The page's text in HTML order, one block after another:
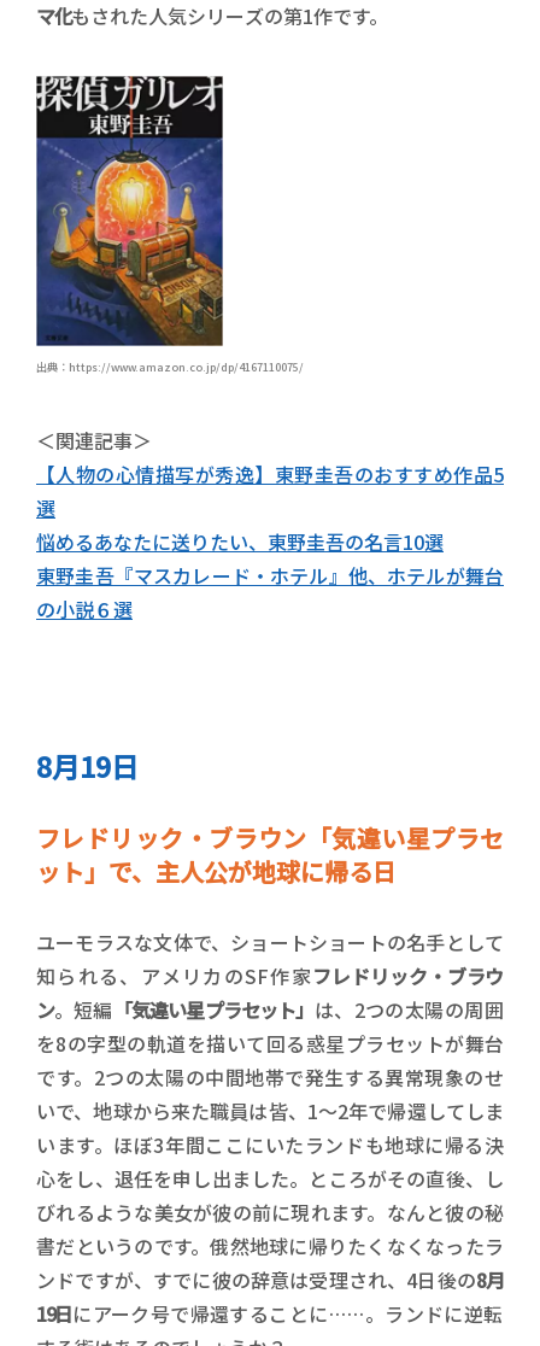
マ化もされた人気シリーズの第1作です。
出典：https://www.amazon.co.jp/dp/4167110075/
＜関連記事＞
【人物の心情描写が秀逸】東野圭吾のおすすめ作品5
選
悩めるあなたに送りたい、東野圭吾の名言10選
東野圭吾『マスカレード・ホテル』他、ホテルが舞台
の小説６選
8月19日
フレドリック・ブラウン「気違い星プラセ
ット」で、主人公が地球に帰る日
ユーモラスな文体で、ショートショートの名手として
知られる、アメリカのSF作家フレドリック・ブラウ
ン。短編 「気違い星プラセット」 は、2つの太陽の周囲
を8の字型の軌道を描いて回る惑星プラセットが舞台
です。2つの太陽の中間地帯で発生する異常現象のせ
いで、地球から来た職員は皆、1～2年で帰還してしま
います。ほぼ3年間ここにいたランドも地球に帰る決
心をし、退任を申し出ました。ところがその直後、し
びれるような美女が彼の前に現れます。なんと彼の秘
書だというのです。俄然地球に帰りたくなくなったラ
ンドですが、すでに彼の辞意は受理され、4日後の8月
19日にアーク号で帰還することに……。ランドに逆転